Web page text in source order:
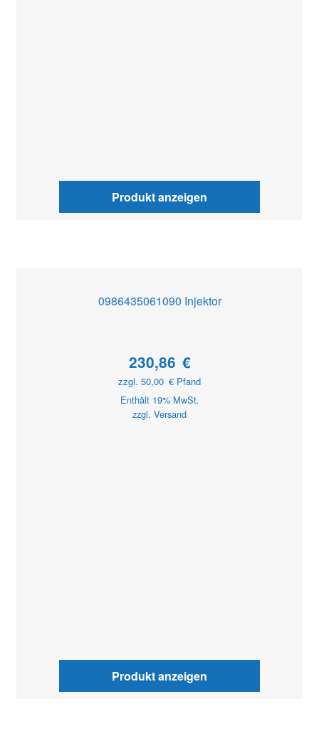
Produkt anzeigen
0986435061090 Injektor
230,86 €
zzgl. 50,00 € Pfand
Enthält 19% MwSt.
zzgl. Versand
Produkt anzeigen